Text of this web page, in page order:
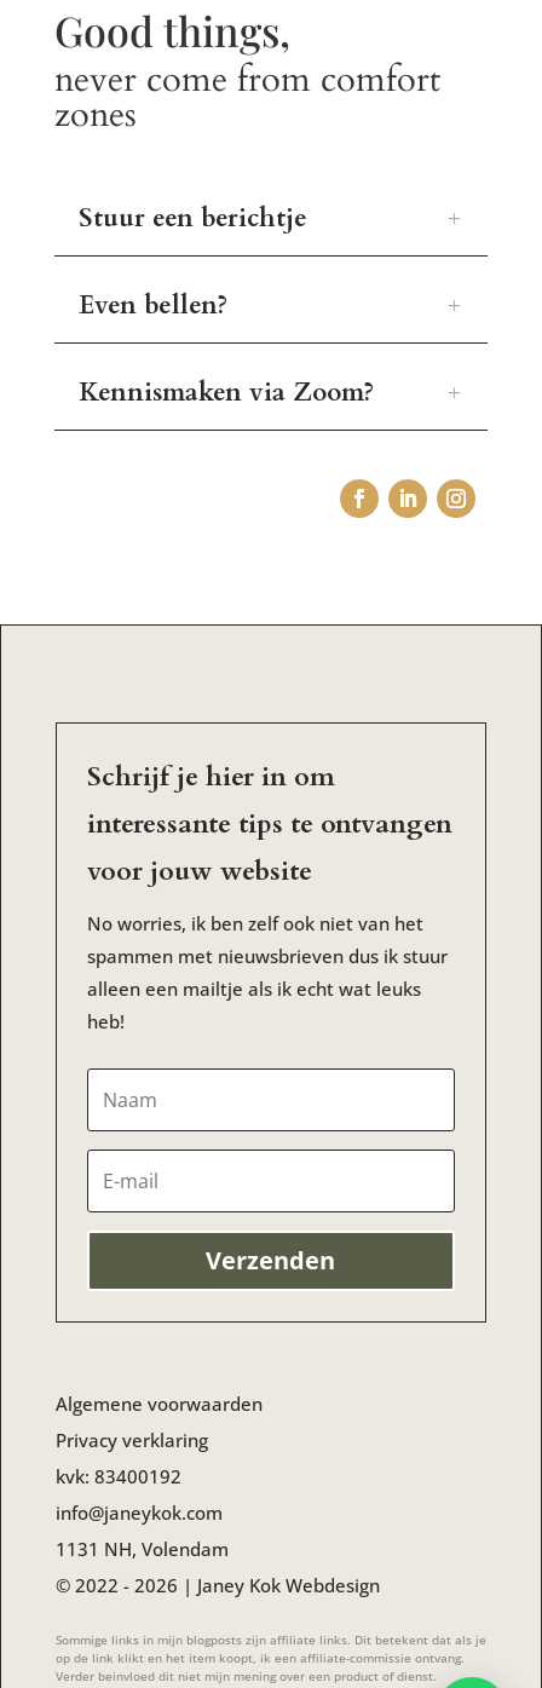
Good things,
never come from comfort
zones
Stuur een berichtje
Even bellen?
Kennismaken via Zoom?
Schrijf je hier in om
interessante tips te ontvangen
voor jouw website
No worries, ik ben zelf ook niet van het
spammen met nieuwsbrieven dus ik stuur
alleen een mailtje als ik echt wat leuks
heb!
Verzenden
Algemene voorwaarden
Privacy verklaring
kvk: 83400192
info@janeykok.com
1131 NH, Volendam
© 2022 - 2026 | Janey Kok Webdesign
Sommige links in mijn blogposts zijn affiliate links. Dit betekent dat als je
op de link klikt en het item koopt, ik een affiliate-commissie ontvang.
Verder beinvloed dit niet mijn mening over een product of dienst.